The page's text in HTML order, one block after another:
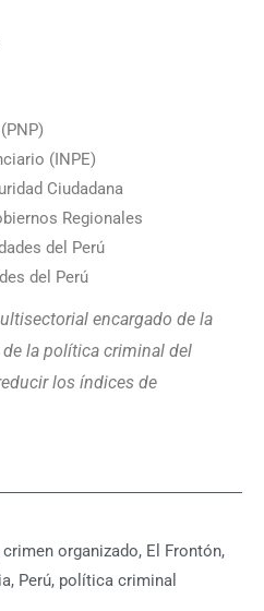
(INPE)
Ciudadana
Regionales
del Perú
del Perú
encargado de la
la política criminal del
los índices de
crimen organizado, El Frontón,
, Perú, política criminal